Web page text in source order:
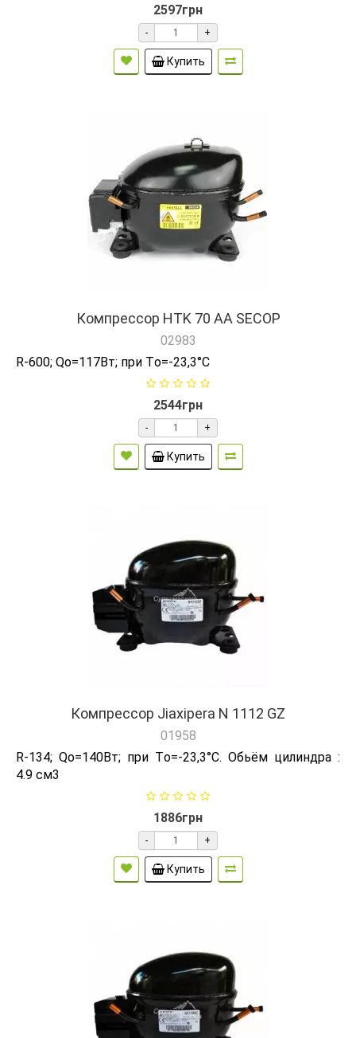
2597грн
- +
Купить
Компрессор HTK 70 AA SECOP
02983
R-600; Qо=117Вт; при Tо=-23,3°C
2544грн
- +
Купить
Компрессор Jiaxipera N 1112 GZ
01958
R-134; Qо=140Вт; при Tо=-23,3°C. Обьём цилиндра :
4.9 см3
1886грн
- +
Купить